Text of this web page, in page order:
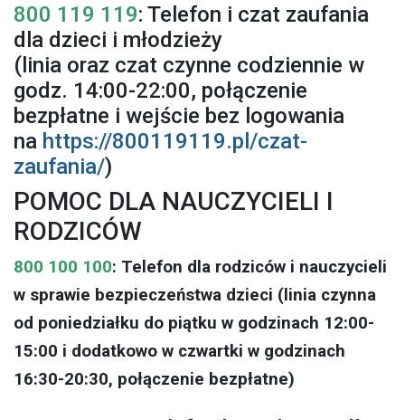
800 119 119: Telefon i czat zaufania
dla dzieci i młodzieży
(linia oraz czat czynne codziennie w
godz. 14:00-22:00, połączenie
bezpłatne i wejście bez logowania
na https://800119119.pl/czat-
zaufania/)
POMOC DLA NAUCZYCIELI I
RODZICÓW
800 100 100: Telefon dla rodziców i nauczycieli
w sprawie bezpieczeństwa dzieci (linia czynna
od poniedziałku do piątku w godzinach 12:00-
15:00 i dodatkowo w czwartki w godzinach
16:30-20:30, połączenie bezpłatne)